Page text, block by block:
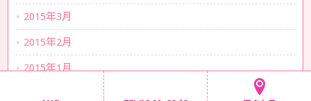
2015年3月
2015年2月
2015年1月